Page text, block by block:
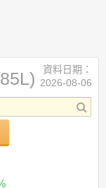
資料日期：
2026-08-06